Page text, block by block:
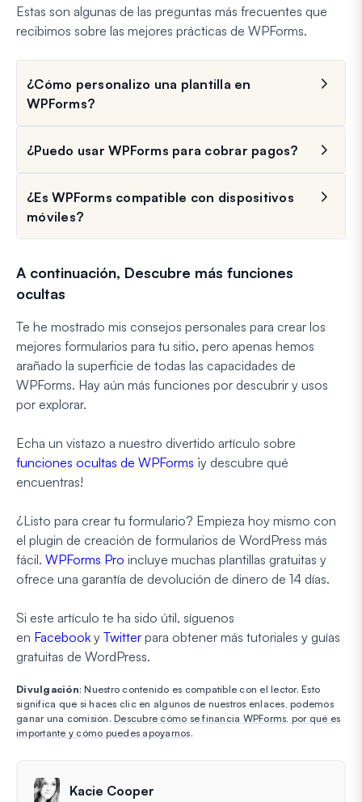
Estas son algunas de las preguntas más frecuentes que
recibimos sobre las mejores prácticas de WPForms.
¿Cómo personalizo una plantilla en
WPForms?
¿Puedo usar WPForms para cobrar pagos?
¿Es WPForms compatible con dispositivos
móviles?
A continuación, Descubre más funciones
ocultas
Te he mostrado mis consejos personales para crear los
mejores formularios para tu sitio, pero apenas hemos
arañado la superficie de todas las capacidades de
WPForms. Hay aún más funciones por descubrir y usos
por explorar.
Echa un vistazo a nuestro divertido artículo sobre
funciones ocultas de WPForms ¡y descubre qué
encuentras!
¿Listo para crear tu formulario? Empieza hoy mismo con
el plugin de creación de formularios de WordPress más
fácil. WPForms Pro incluye muchas plantillas gratuitas y
ofrece una garantía de devolución de dinero de 14 días.
Si este artículo te ha sido útil, síguenos
en Facebook y Twitter para obtener más tutoriales y guías
gratuitas de WordPress.
Divulgación: Nuestro contenido es compatible con el lector. Esto
significa que si haces clic en algunos de nuestros enlaces, podemos
ganar una comisión. Descubre cómo se financia WPForms, por qué es
importante y cómo puedes apoyarnos.
Kacie Cooper